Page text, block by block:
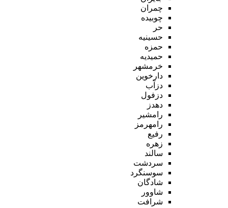
چمران
چوبیده
حر
حسینیه
حمزه
حمیدیه
خرمشهر
دارخوین
دزآب
دزفول
دهدز
رامشیر
رامهرمز
رفیع
زهره
سالند
سردشت
سوسنگرد
شادگان
شاوور
شرافت